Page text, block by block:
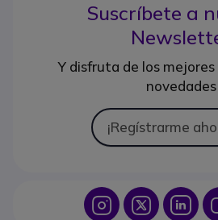
Suscríbete a
Y disfruta de los
novedades
¡Regístrarme
Icon IconIcon